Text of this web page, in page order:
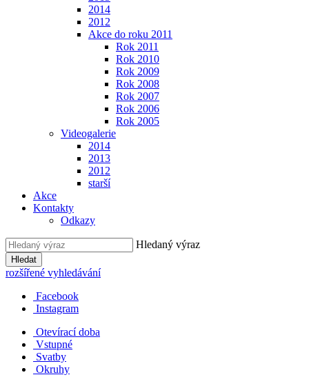
2014
2012
Akce do roku 2011
Rok 2011
Rok 2010
Rok 2009
Rok 2008
Rok 2007
Rok 2006
Rok 2005
Videogalerie
2014
2013
2012
starší
Akce
Kontakty
Odkazy
Hledaný výraz
Hledat
rozšířené vyhledávání
Facebook
Instagram
Otevírací doba
Vstupné
Svatby
Okruhy